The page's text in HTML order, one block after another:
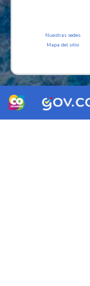
Nuestras sedes
Mapa del sitio